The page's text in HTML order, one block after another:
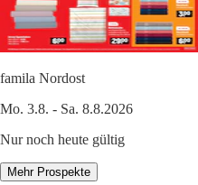
famila Nordost
Mo. 3.8. - Sa. 8.8.2026
Nur noch heute gültig
Mehr Prospekte